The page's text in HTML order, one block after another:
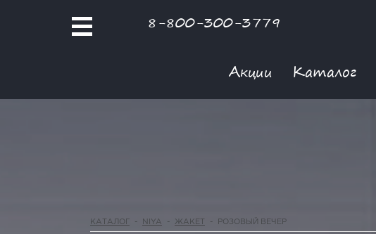
8-800-300-3779
Акции Каталог
КАТАЛОГ - NIYA - ЖАКЕТ - РОЗОВЫЙ ВЕЧЕР